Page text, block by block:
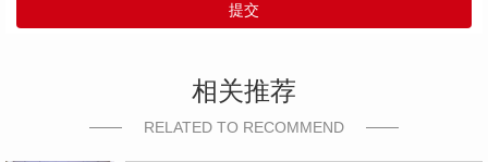
提交
相关推荐
RELATED TO RECOMMEND